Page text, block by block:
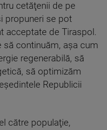
cetăţenii de pe
propuneri se pot
acceptate de Tiraspol.
să continuăm, aşa cum
regenerabilă, să
să optimizăm
Republicii
către populaţie,